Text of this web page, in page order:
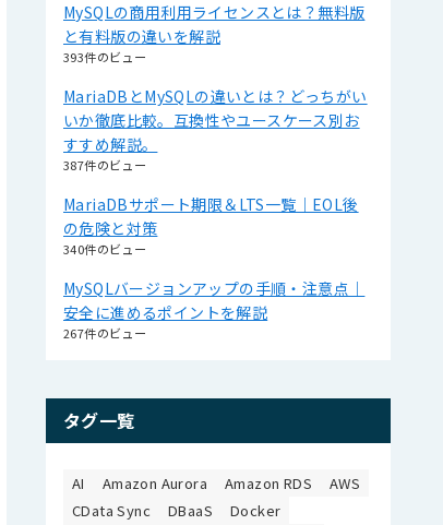
MySQLの商用利用ライセンスとは？無料版
と有料版の違いを解説
393件のビュー
MariaDBとMySQLの違いとは？どっちがい
いか徹底比較。互換性やユースケース別お
すすめ解説。
387件のビュー
MariaDBサポート期限＆LTS一覧｜EOL後
の危険と対策
340件のビュー
MySQLバージョンアップの手順・注意点｜
安全に進めるポイントを解説
267件のビュー
タグ一覧
AI Amazon Aurora Amazon RDS
AWS
CData Sync
DBaaS
Docker